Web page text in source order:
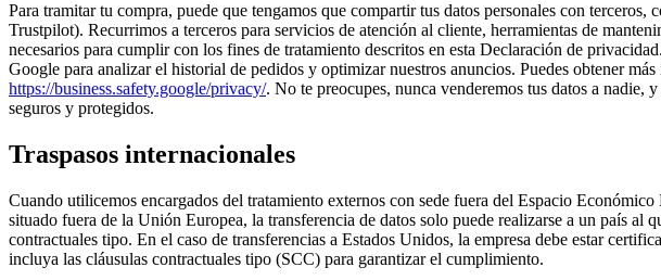
Para tramitar tu compra, puede que tengamos que compartir tus datos personales con
Trustpilot). Recurrimos a terceros para servicios de atención al cliente, herramientas de
necesarios para cumplir con los fines de tratamiento descritos en esta Declaración de
Google para analizar el historial de pedidos y optimizar nuestros anuncios. Puedes obtener
https://business.safety.google/privacy/. No te preocupes, nunca venderemos tus datos a nadie,
seguros y protegidos.
Traspasos internacionales
Cuando utilicemos encargados del tratamiento externos con sede fuera del Espacio
situado fuera de la Unión Europea, la transferencia de datos solo puede realizarse a un país
contractuales tipo. En el caso de transferencias a Estados Unidos, la empresa debe estar
incluya las cláusulas contractuales tipo (SCC) para garantizar el cumplimiento.